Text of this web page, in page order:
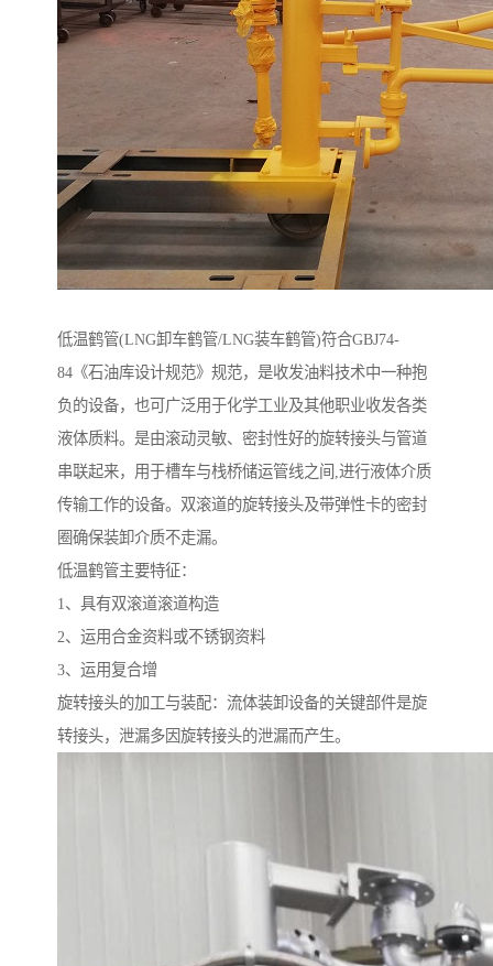
低温鹤管(LNG卸车鹤管/LNG装车鹤管)符合GBJ74-
84《石油库设计规范》规范，是收发油料技术中一种抱
负的设备，也可广泛用于化学工业及其他职业收发各类
液体质料。是由滚动灵敏、密封性好的旋转接头与管道
串联起来，用于槽车与栈桥储运管线之间,进行液体介质
传输工作的设备。双滚道的旋转接头及带弹性卡的密封
圈确保装卸介质不走漏。
低温鹤管主要特征：
1、具有双滚道滚道构造
2、运用合金资料或不锈钢资料
3、运用复合增
旋转接头的加工与装配：流体装卸设备的关键部件是旋
转接头，泄漏多因旋转接头的泄漏而产生。